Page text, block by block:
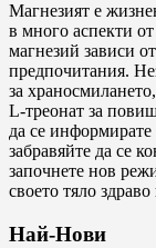
Магнезият е
в много аспекти
магнезий зависи
предпочитания.
за
L-треонат за
да се
забравяйте да се
започнете нов
своето тяло
Най-Нови